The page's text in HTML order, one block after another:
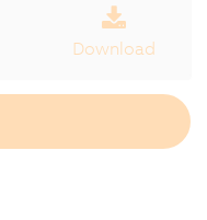
Download